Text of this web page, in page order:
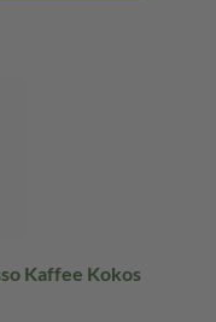
Kaffee Kokos